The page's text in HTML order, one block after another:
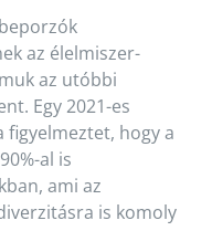
az élelmiszer-
az utóbbi
Egy 2021-es
figyelmeztet, hogy a
al is
ami az
is komoly